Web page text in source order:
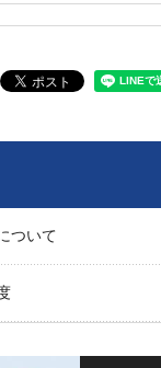
ついて